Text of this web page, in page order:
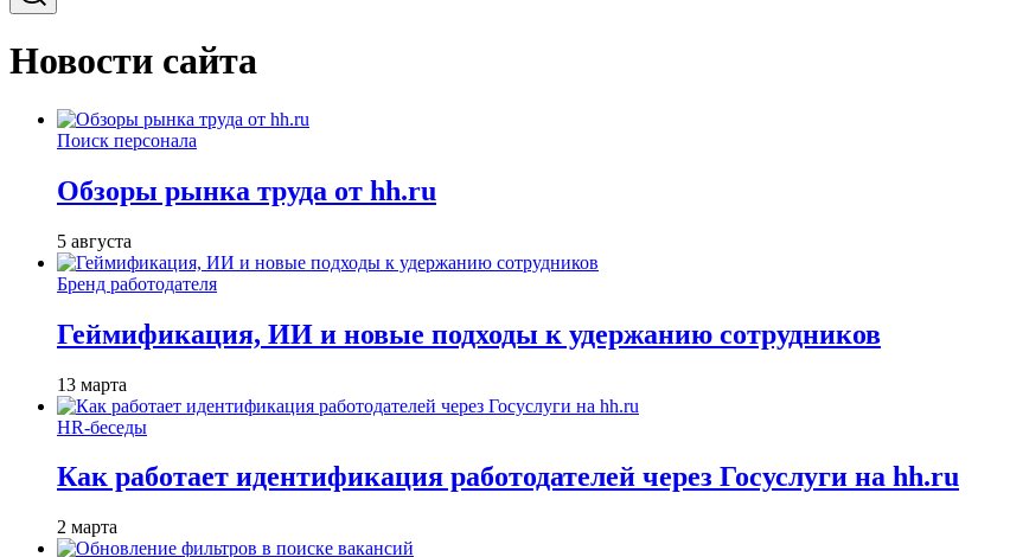
Новости сайта
Поиск персонала
Обзоры рынка труда от hh.ru
5 августа
Бренд работодателя
Геймификация, ИИ и новые подходы к удержанию сотрудников
13 марта
HR-беседы
Как работает идентификация работодателей через Госуслуги на hh.ru
2 марта